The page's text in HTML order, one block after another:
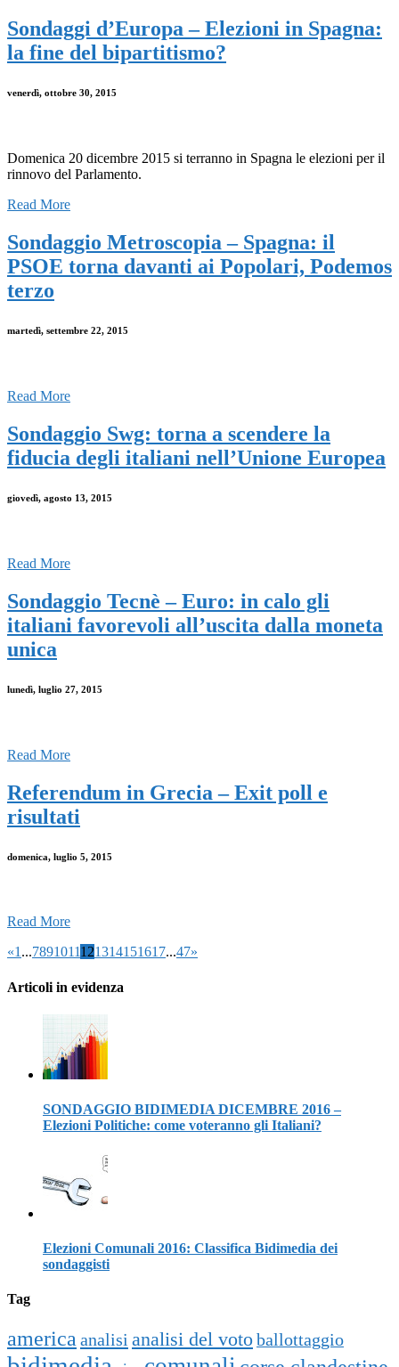
Sondaggi d’Europa – Elezioni in Spagna:
la fine del bipartitismo?
venerdì, ottobre 30, 2015
Domenica 20 dicembre 2015 si terranno in Spagna le elezioni per il
rinnovo del Parlamento.
Read More
Sondaggio Metroscopia – Spagna: il
PSOE torna davanti ai Popolari, Podemos
terzo
martedì, settembre 22, 2015
Read More
Sondaggio Swg: torna a scendere la
fiducia degli italiani nell’Unione Europea
giovedì, agosto 13, 2015
Read More
Sondaggio Tecnè – Euro: in calo gli
italiani favorevoli all’uscita dalla moneta
unica
lunedì, luglio 27, 2015
Read More
Referendum in Grecia – Exit poll e
risultati
domenica, luglio 5, 2015
Read More
«1...7891011121314151617...47»
Articoli in evidenza
SONDAGGIO BIDIMEDIA DICEMBRE 2016 –
Elezioni Politiche: come voteranno gli Italiani?
Elezioni Comunali 2016: Classifica Bidimedia dei
sondaggisti
Tag
america analisi analisi del votoballottaggio